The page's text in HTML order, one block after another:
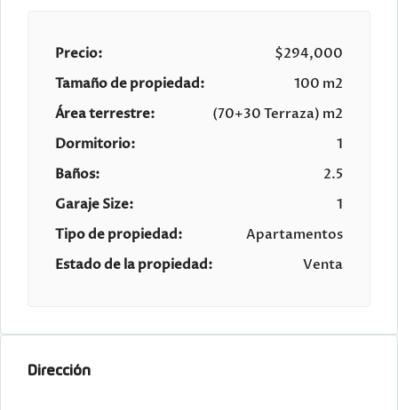
Precio:
$294,000
Tamaño de propiedad:
100 m2
Área terrestre:
(70+30 Terraza) m2
Dormitorio:
1
Baños:
2.5
Garaje Size:
1
Tipo de propiedad:
Apartamentos
Estado de la propiedad:
Venta
Dirección